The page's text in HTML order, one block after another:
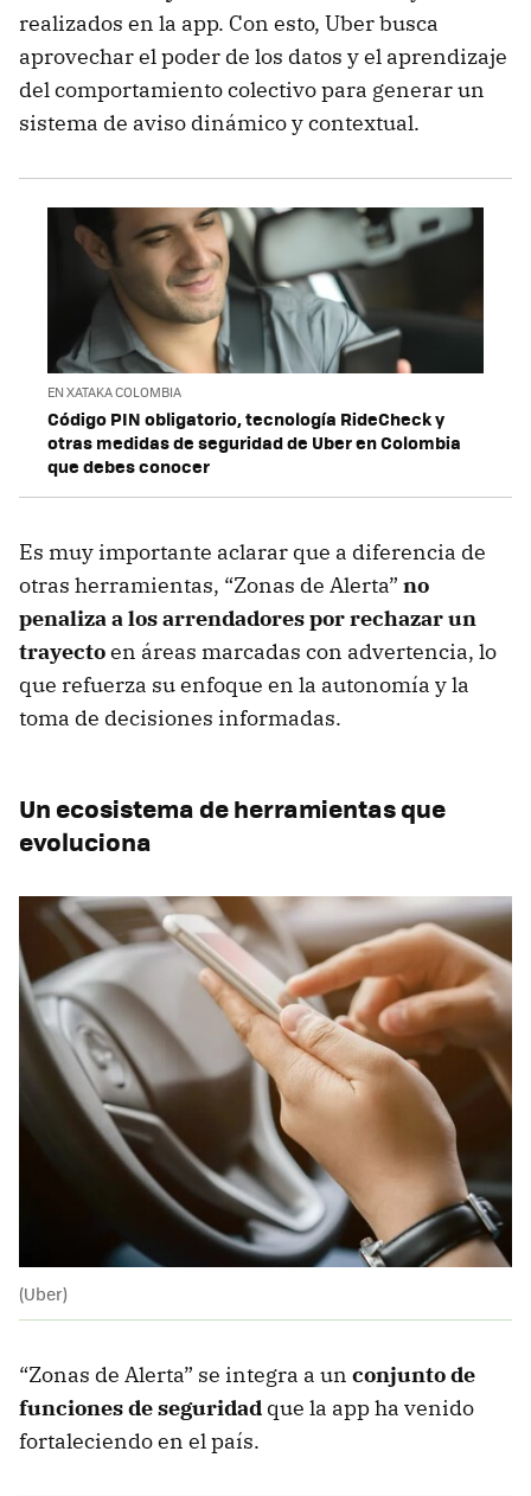
realizados en la app. Con esto, Uber busca
aprovechar el poder de los datos y el aprendizaje
del comportamiento colectivo para generar un
sistema de aviso dinámico y contextual.
EN XATAKA COLOMBIA
Código PIN obligatorio, tecnología RideCheck y
otras medidas de seguridad de Uber en Colombia
que debes conocer
Es muy importante aclarar que a diferencia de
otras herramientas, “Zonas de Alerta” no
penaliza a los arrendadores por rechazar un
trayectoen áreas marcadas con advertencia, lo
que refuerza su enfoque en la autonomía y la
toma de decisiones informadas.
Un ecosistema de herramientas que
evoluciona
(Uber)
“Zonas de Alerta” se integra a un conjunto de
funciones de seguridad que la app ha venido
fortaleciendo en el país.